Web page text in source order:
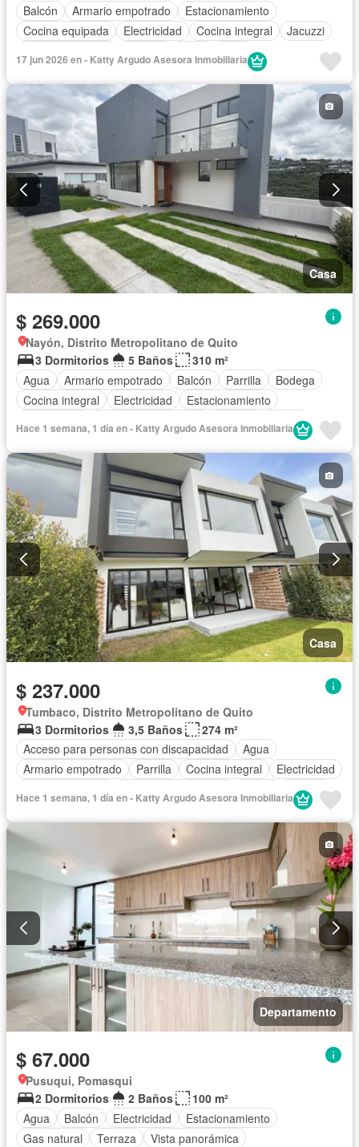
Balcón
Armario empotrado
Estacionamiento
Cocina equipada
Electricidad Cocina integral
Jacuzzi
Área para niños
Acceso para personas con discapacidad
Jardín
Parrilla
Garita de guardianía
Gimnasio Seguridad
Piscina
Wifi
17 jun 2026 en - Katty Argudo Asesora Inmobiliaria
Casa
$ 269.000
Nayón, Distrito Metropolitano de Quito
3 Dormitorios
5 Baños
310 m²
Agua
Armario empotrado Balcón Parrilla
Bodega
Cocina integral
Electricidad
Estacionamiento
Jardín
Parcialmente amoblado
Hace 1 semana, 1 día en - Katty Argudo Asesora Inmobiliaria
Casa
$ 237.000
Tumbaco, Distrito Metropolitano de Quito
3 Dormitorios
3,5 Baños
274 m²
Acceso para personas con discapacidad
Agua
Armario empotrado
Parrilla Cocina integral
Electricidad
Piscina
Seguridad
Wifi
Hace 1 semana, 1 día en - Katty Argudo Asesora Inmobiliaria
Departamento
$ 67.000
Pusuqui, Pomasqui
2 Dormitorios
2 Baños
100 m²
Agua
Balcón Electricidad
Estacionamiento
Gas natural
Terraza Vista panorámica